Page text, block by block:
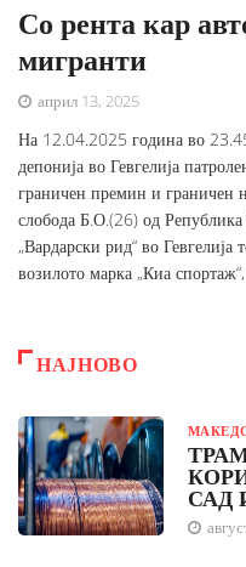
Со рента кар
мигранти
април 13, 2025
На 12.04.2025 година во
депонија во Гевгелија
граничен премин и граничен
слобода Б.О.(26) од Република
„Вардарски рид“ во Гевгелија
возилото марка „Киа
НАЈНОВО
САД